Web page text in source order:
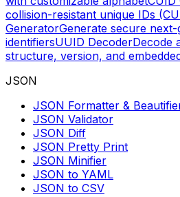
collision-resistant unique IDs
GeneratorGenerate secure
identifiersUUID DecoderDecode
structure, version, and
JSON
JSON Formatter &
JSON Validator
JSON Diff
JSON Pretty Print
JSON Minifier
JSON to YAML
JSON to CSV